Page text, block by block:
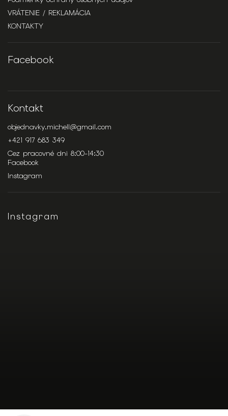
VRÁTENIE / REKLAMÁCIA
KONTAKTY
Facebook
Kontakt
objednavky.michell@gmail.com
+421 917 683 349
Cez pracovné dni 8:00-14:30
Facebook
Instagram
Instagram